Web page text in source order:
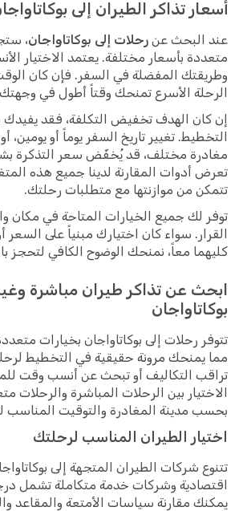
أسعار تذاكر الطيران إلى
عند البحث عن رحلات إلى بوكاتاواجان،
متعددة بأسعار مختلفة. يعتمد الاختيار
وطريقتك المفضلة في السفر. فإن كان
الرحلة الأسرع تمنحك وقتاً أطول في
إن كان الهدف تخفيض التكلفة، فقد
التخطيط. تغيير تاريخ السفر يوماً أو يومين،
مغادرة مختلف، قد يُخفّض سعر التذكرة
تعرض أدوات المقارنة لدينا جميع هذه
تتمكن من موازنتها مع متطلبات رحلتك.
توفر لك جميع الخيارات المتاحة في مكان
القرار. سواء كان اختيارك مبنياً على السعر
كليهما معاً، نمنحك الوضوح الكافي لتحجز
ابحث عن تذاكر طيران مباشرة
بوكاتاواجان
تتوفر رحلات إلى بوكاتاواجان بخيارات
مما يمنحك مرونة حقيقية في التخطيط
تراقب التكاليف أو تبحث عن أنسب وقت
الاختيار بين الرحلات المباشرة والرحلات
بحسب مدينة المغادرة والتوقيت المناسب
اختيار الطيران المناسب لرحلتك
تتنوع شركات الطيران المتجهة إلى
اقتصادية وشركات خدمة متكاملة تشمل
يمكنك مقارنة سياسات الأمتعة والمقاعد